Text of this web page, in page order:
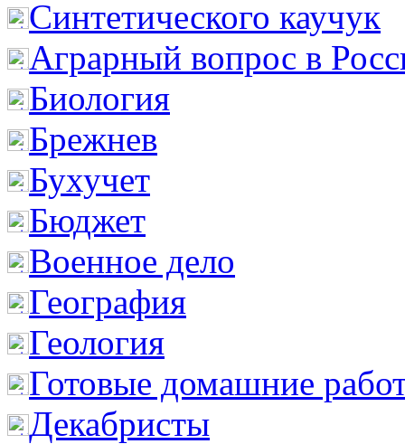
Cинтетического каучук
Аграрный вопрос в
Биология
Брежнев
Бухучет
Бюджет
Военное дело
География
Геология
Готовые домашние
Декабристы